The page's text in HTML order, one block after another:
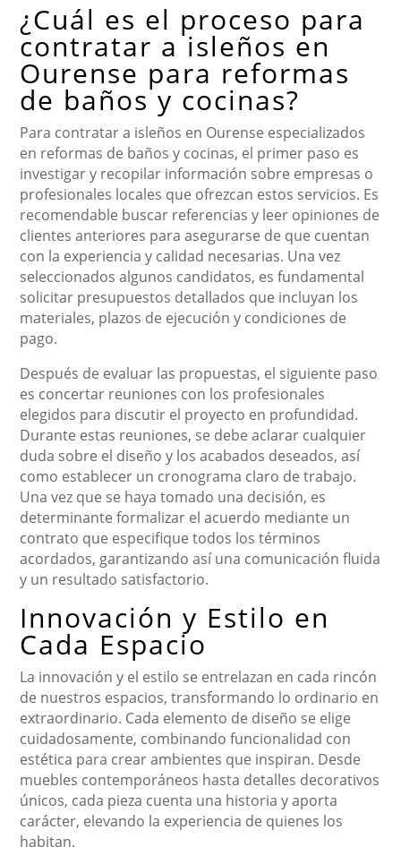
¿Cuál es el proceso para
contratar a isleños en
Ourense para reformas
de baños y cocinas?
Para contratar a isleños en Ourense especializados
en reformas de baños y cocinas, el primer paso es
investigar y recopilar información sobre empresas o
profesionales locales que ofrezcan estos servicios. Es
recomendable buscar referencias y leer opiniones de
clientes anteriores para asegurarse de que cuentan
con la experiencia y calidad necesarias. Una vez
seleccionados algunos candidatos, es fundamental
solicitar presupuestos detallados que incluyan los
materiales, plazos de ejecución y condiciones de
pago.
Después de evaluar las propuestas, el siguiente paso
es concertar reuniones con los profesionales
elegidos para discutir el proyecto en profundidad.
Durante estas reuniones, se debe aclarar cualquier
duda sobre el diseño y los acabados deseados, así
como establecer un cronograma claro de trabajo.
Una vez que se haya tomado una decisión, es
determinante formalizar el acuerdo mediante un
contrato que especifique todos los términos
acordados, garantizando así una comunicación fluida
y un resultado satisfactorio.
Innovación y Estilo en
Cada Espacio
La innovación y el estilo se entrelazan en cada rincón
de nuestros espacios, transformando lo ordinario en
extraordinario. Cada elemento de diseño se elige
cuidadosamente, combinando funcionalidad con
estética para crear ambientes que inspiran. Desde
muebles contemporáneos hasta detalles decorativos
únicos, cada pieza cuenta una historia y aporta
carácter, elevando la experiencia de quienes los
habitan.